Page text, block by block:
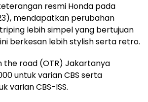
resmi Honda pada
mendapatkan perubahan
lebih simpel yang bertujuan
berkesan lebih stylish serta retro.
the road (OTR) Jakartanya
untuk varian CBS serta
varian CBS-ISS.